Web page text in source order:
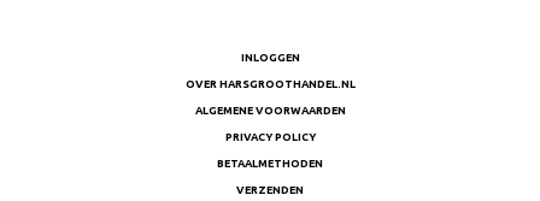
INLOGGEN
OVER HARSGROOTHANDEL.NL
ALGEMENE VOORWAARDEN
PRIVACY POLICY
BETAALMETHODEN
VERZENDEN